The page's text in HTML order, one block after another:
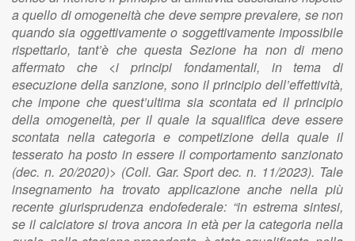
a quello di omogeneità che deve sempre prevalere, se non
quando sia oggettivamente o soggettivamente impossibile
rispettarlo, tant’è che questa Sezione ha non di meno
affermato che <i principi fondamentali, in tema di
esecuzione della sanzione, sono il principio dell’effettività,
che impone che quest’ultima sia scontata ed il principio
della omogeneità, per il quale la squalifica deve essere
scontata nella categoria e competizione della quale il
tesserato ha posto in essere il comportamento sanzionato
(dec. n. 20/2020)> (Coll. Gar. Sport dec. n. 11/2023). Tale
insegnamento ha trovato applicazione anche nella più
recente giurisprudenza endofederale: “in estrema sintesi,
se il calciatore si trova ancora in età per la categoria nella